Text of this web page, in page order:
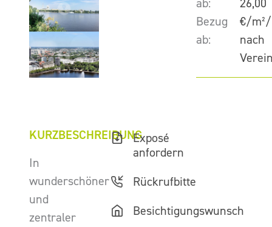
ab:
26,00
€/
Bezug
ab:
nach
KURZBESCHREIBUNG
In
wunderschöner
und
zentraler
Exposé
anfordern
Rückrufbitte
Besichtigungswunsch